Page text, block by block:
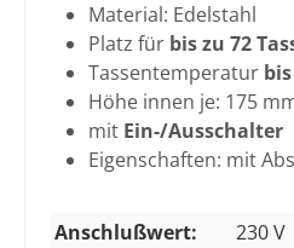
Material: Edelstahl
Platz für bis zu 72
Tassentemperatur
Höhe innen je: 175
mit Ein-/Ausschalter
Eigenschaften: mit
Anschlußwert:
230 V